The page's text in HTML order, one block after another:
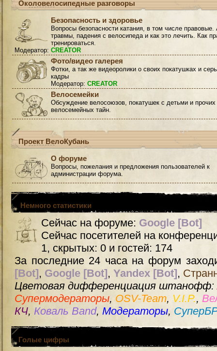
Околовелосипедные разговоры
Безопасность и здоровье
Вопросы безопасности катания, в том числе правовые.
травмы, падения с велосипеда и как это лечить. Как
тренироваться.
Модератор: CREATOR
Фото/видео галерея
Фотки, а так же видеоролики о своих покатушках и
кадры
Модератор: CREATOR
Велосемейки
Обсуждение велосоюзов, покатушек с детьми и прочих
велосемейных тайн.
Проект ВелоКубань
О форуме
Вопросы, пожелания и предложения пользователей к
администрации форума.
Немного статистики
Сейчас на форуме: Google [Bot]
Сейчас посетителей на
1, скрытых: 0 и гостей: 174
За последние 24 часа на форум
[Bot], Google [Bot], Yandex [Bot],
Цветовая дифференциация штанофф:
Супермодераторы, OSV-Team, V.I.P.,
КЧ, Коваль Band, Модераторы,
Голые цифры